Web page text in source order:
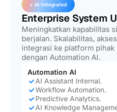
+ AI-Integrated
Enterprise System
Meningkatkan kapabilitas
berjalan. Skalabilitas,
integrasi ke platform pihak
dengan Automation AI.
Automation AI
AI Assistant Internal.
Workflow Automation.
Predictive Analytics.
AI Knowledge